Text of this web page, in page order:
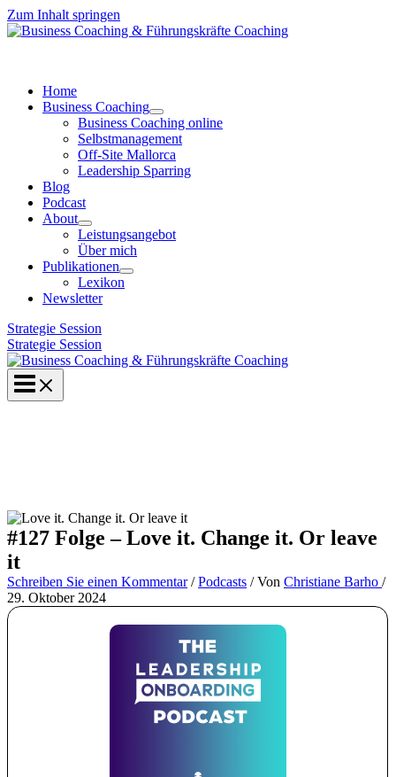
Zum Inhalt springen
Home
Business Coaching
Business Coaching online
Selbstmanagement
Off-Site Mallorca
Leadership Sparring
Blog
Podcast
About
Leistungsangebot
Über mich
Publikationen
Lexikon
Newsletter
Strategie Session
Strategie Session
#127 Folge – Love it. Change it. Or leave
it
Schreiben Sie einen Kommentar /Podcasts / Von Christiane Barho /
29. Oktober 2024